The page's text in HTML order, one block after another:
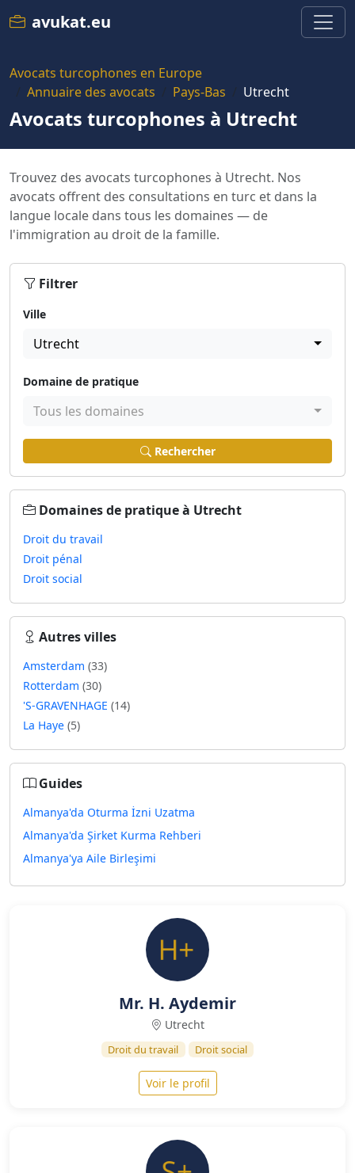
avukat.eu
Avocats turcophones en Europe
Annuaire des avocats
Pays-Bas Utrecht
Avocats turcophones à Utrecht
Trouvez des avocats turcophones à Utrecht. Nos
avocats offrent des consultations en turc et dans la
langue locale dans tous les domaines — de
l'immigration au droit de la famille.
Filtrer
Ville
Utrecht
Domaine de pratique
Tous les domaines
Rechercher
Domaines de pratique à Utrecht
Droit du travail
Droit pénal
Droit social
Autres villes
Amsterdam (33)
Rotterdam (30)
'S-GRAVENHAGE (14)
La Haye (5)
Guides
Almanya'da Oturma İzni Uzatma
Almanya'da Şirket Kurma Rehberi
Almanya'ya Aile Birleşimi
Mr. H. Aydemir
Utrecht
Droit du travail Droit social
Voir le profil